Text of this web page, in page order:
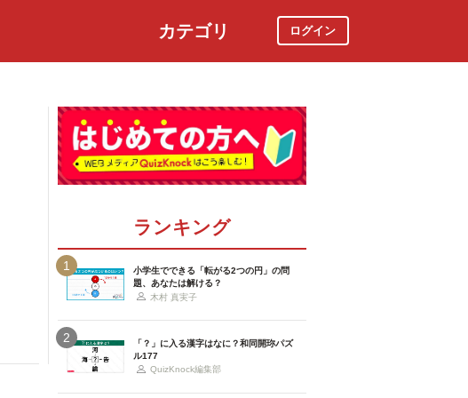
カテゴリ ログイン
ランキング
1
小学生でできる「転がる2つの円」の問
題、あなたは解ける？
木村 真実子
2
「？」に入る漢字はなに？和同開珎パズ
ル177
QuizKnock編集部